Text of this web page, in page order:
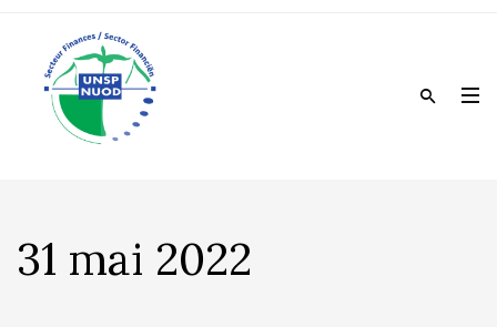
31 mai 2022